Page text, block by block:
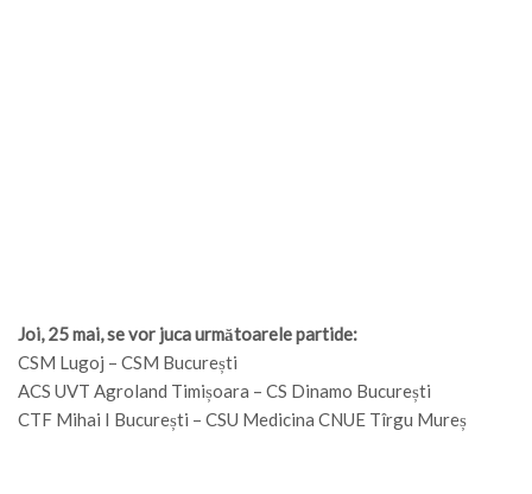
Joi, 25 mai, se vor juca următoarele partide:
CSM Lugoj – CSM București
ACS UVT Agroland Timișoara – CS Dinamo București
CTF Mihai I București – CSU Medicina CNUE Tîrgu Mureș